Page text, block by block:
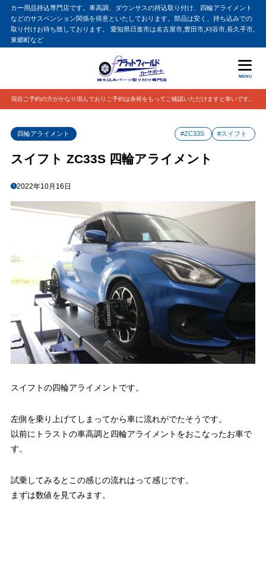
カー用品持込専門店です。車高調、ダウンサスの持込取り付け、四輪アライメント
などのサスペンション関係を得意といたしております。部品は安く、持ち込みでの
取り付けお待ち致しております。 愛知県日進市は名古屋市,豊田市,刈谷市,長久手市,
東郷町など
MENU
現在ご予約の方がかなり混んでおりご予約は余裕をもってご確認いただけますと幸いです。
四輪アライメント #ZC33S #スイフト
スイフト ZC33S 四輪アライメント
2022年10月16日
スイフトの四輪アライメントです。
左側を乗り上げてしまってから車に流れがでたそうです。
以前にトラストの車高調と四輪アライメントをおこなったお車で
す。
試乗してみるとこの感じの流れはって感じです。
まずは数値を見てみます。